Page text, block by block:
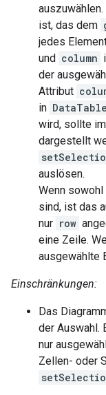
auszuwählen.
ist, das dem
jedes
und column
der
Attribut
in DataTable
wird, sollte
dargestellt
auslösen.
Wenn sowohl
sind, ist das
nur row
eine Zeile.
ausgewählte
Einschränkungen:
Das
der Auswahl.
nur
Zellen- oder